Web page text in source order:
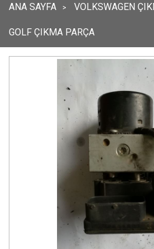
ANA SAYFA VOLKSWAGEN
GOLF ÇIKMA PARÇA